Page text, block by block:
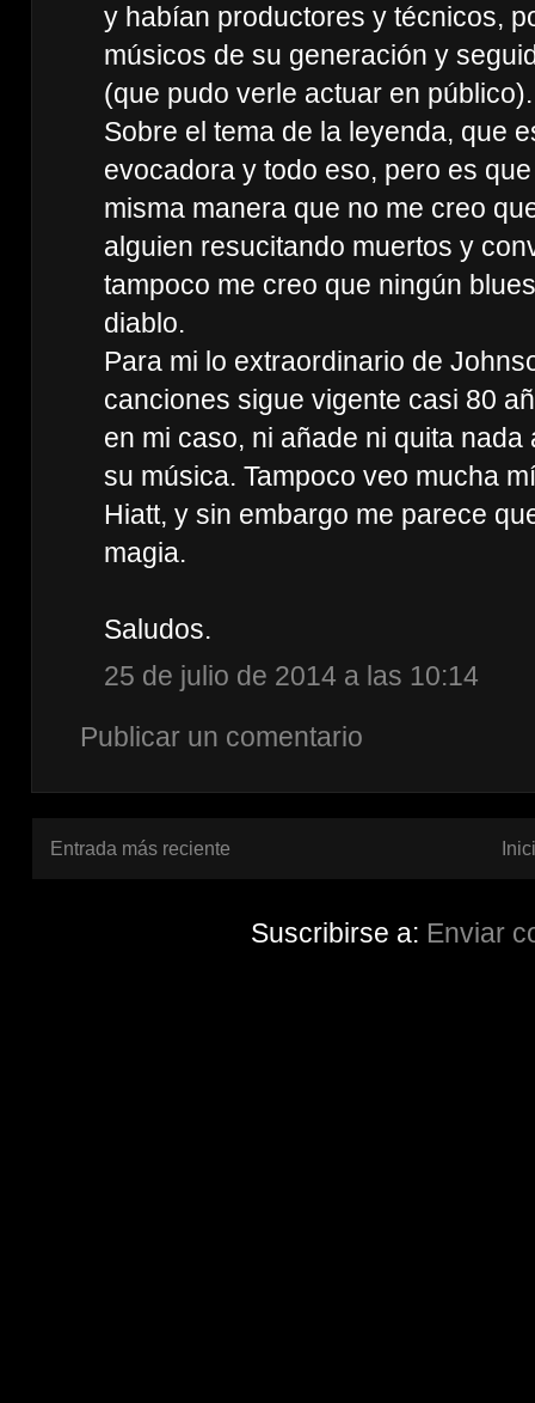
y habían productores y técnicos,
músicos de su generación y
(que pudo verle actuar en público).
Sobre el tema de la leyenda, que
evocadora y todo eso, pero es
misma manera que no me creo
alguien resucitando muertos y
tampoco me creo que ningún
diablo.
Para mi lo extraordinario de
canciones sigue vigente casi 80
en mi caso, ni añade ni quita
su música. Tampoco veo mucha
Hiatt, y sin embargo me parece
magia.
Saludos.
25 de julio de 2014 a las 10:14
Publicar un comentario
Entrada más reciente
Suscribirse a: Enviar